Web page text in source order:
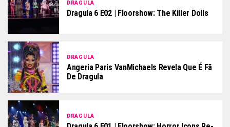
DRAGULA
Dragula 6 E02 | Floorshow: The Killer Dolls
DRAGULA
Angeria Paris VanMichaels Revela Que É Fã
De Dragula
DRAGULA